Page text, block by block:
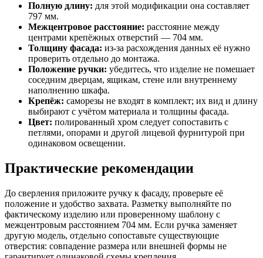
Полную длину: для этой модификации она составляет
797 мм.
Межцентровое расстояние: расстояние между
центрами крепёжных отверстий — 704 мм.
Толщину фасада: из-за расхождения данных её нужно
проверить отдельно до монтажа.
Положение ручки: убедитесь, что изделие не помешает
соседним дверцам, ящикам, стене или внутреннему
наполнению шкафа.
Крепёж: саморезы не входят в комплект; их вид и длину
выбирают с учётом материала и толщины фасада.
Цвет: полированный хром следует сопоставить с
петлями, опорами и другой лицевой фурнитурой при
одинаковом освещении.
Практические рекомендации
До сверления приложите ручку к фасаду, проверьте её
положение и удобство захвата. Разметку выполняйте по
фактическому изделию или проверенному шаблону с
межцентровым расстоянием 704 мм. Если ручка заменяет
другую модель, отдельно сопоставьте существующие
отверстия: совпадение размера или внешней формы не